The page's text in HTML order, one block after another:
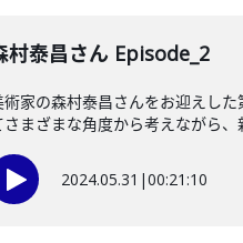
村泰昌さん Episode_2
術家の森村泰昌さんをお迎えし
さまざまな角度から考えながら、
2024.05.31 |00:21:10